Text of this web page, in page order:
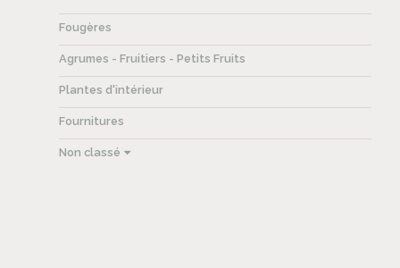
Fougères
Agrumes - Fruitiers - Petits Fruits
Plantes d'intérieur
Fournitures
Non classé